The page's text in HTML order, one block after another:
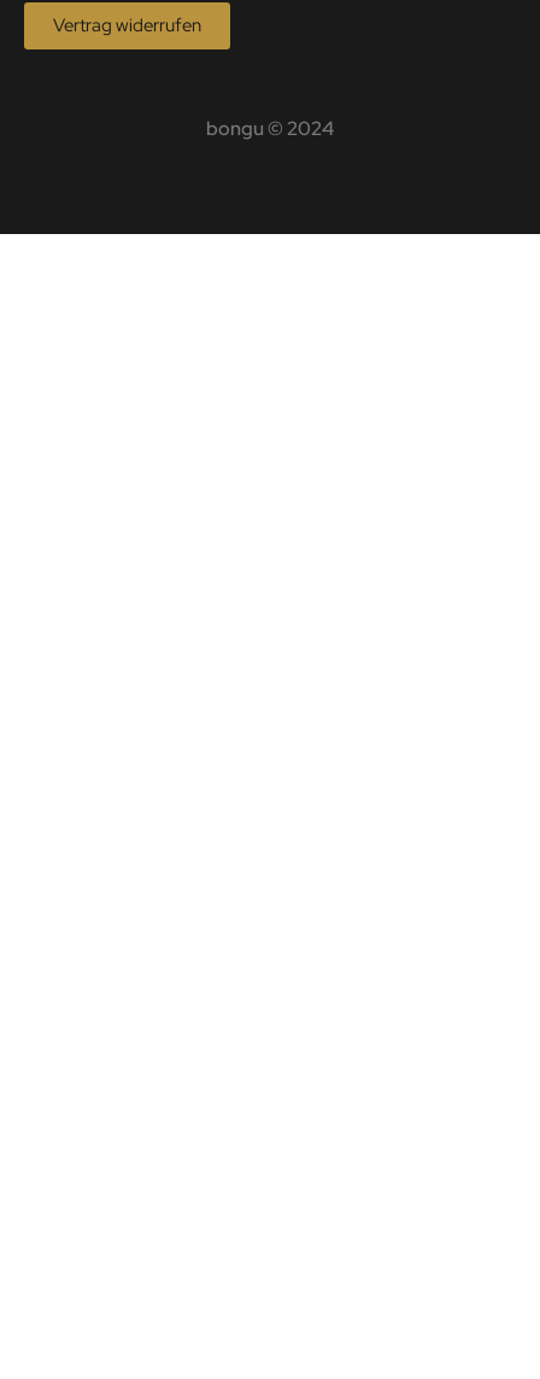
Vertrag widerrufen
bongu © 2024